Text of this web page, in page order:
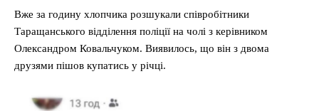
Вже за годину хлопчика розшукали співробітники
Таращанського відділення поліції на чолі з керівником
Олександром Ковальчуком. Виявилось, що він з двома
друзями пішов купатись у річці.